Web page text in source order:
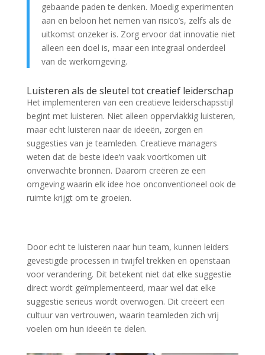
gebaande paden te denken. Moedig experimenten
aan en beloon het nemen van risico’s, zelfs als de
uitkomst onzeker is. Zorg ervoor dat innovatie niet
alleen een doel is, maar een integraal onderdeel
van de werkomgeving.
Luisteren als de sleutel tot creatief leiderschap
Het implementeren van een creatieve leiderschapsstijl
begint met luisteren. Niet alleen oppervlakkig luisteren,
maar echt luisteren naar de ideeën, zorgen en
suggesties van je teamleden. Creatieve managers
weten dat de beste idee‘n vaak voortkomen uit
onverwachte bronnen. Daarom creëren ze een
omgeving waarin elk idee hoe onconventioneel ook de
ruimte krijgt om te groeien.
Door echt te luisteren naar hun team, kunnen leiders
gevestigde processen in twijfel trekken en openstaan
voor verandering. Dit betekent niet dat elke suggestie
direct wordt geïmplementeerd, maar wel dat elke
suggestie serieus wordt overwogen. Dit creëert een
cultuur van vertrouwen, waarin teamleden zich vrij
voelen om hun ideeën te delen.